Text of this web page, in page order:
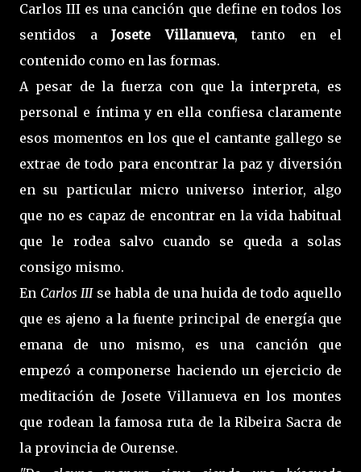
Carlos III es una canción que define en todos los
sentidos a Josete Villanueva, tanto en el
contenido como en las formas.
A pesar de la fuerza con que la interpreta, es
personal e íntima y en ella confiesa claramente
esos momentos en los que el cantante gallego se
extrae de todo para encontrar la paz y diversión
en su particular micro universo interior, algo
que no es capaz de encontrar en la vida habitual
que le rodea salvo cuando se queda a solas
consigo mismo.
En Carlos IIIse habla de una huida de todo aquello
que es ajeno a la fuente principal de energía que
emana de uno mismo, es una canción que
empezó a componerse haciendo un ejercicio de
meditación de Josete Villanueva en los montes
que rodean la famosa ruta de la Ribeira Sacra de
la provincia de Ourense.